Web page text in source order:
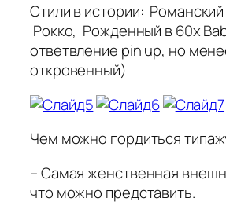
Стили в истории:
Рокко, Рожденный в 60х
ответвление pin up, но
откровенный)
Чем можно гордиться
– Самая женственная
что можно представить.